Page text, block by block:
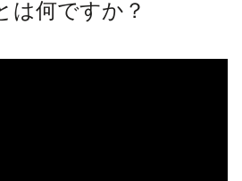
は何ですか？